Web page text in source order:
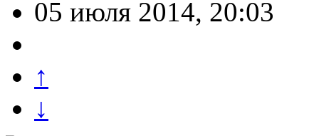
05 июля 2014, 20:03
↑
↓